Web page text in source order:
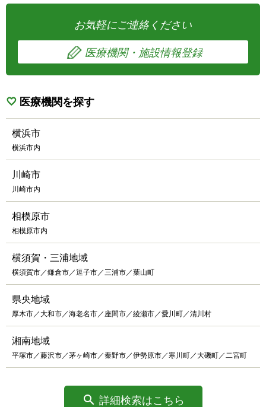
お気軽にご連絡ください
医療機関・施設情報登録
医療機関を探す
横浜市
横浜市内
川崎市
川崎市内
相模原市
相模原市内
横須賀・三浦地域
横須賀市／鎌倉市／逗子市／三浦市／葉山町
県央地域
厚木市／大和市／海老名市／座間市／綾瀬市／愛川町／清川村
湘南地域
平塚市／藤沢市／茅ヶ崎市／秦野市／伊勢原市／寒川町／大磯町／二宮町
詳細検索はこちら